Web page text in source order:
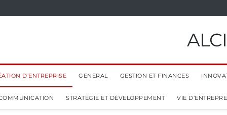
D’ENTREPRISE GENERAL GESTION ET FINANCES
STRATÉGIE ET DÉVELOPPEMENT VIE